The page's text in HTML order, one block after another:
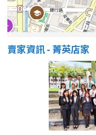
20-30 年
40 年以上
賣家資訊 - 菁英店家